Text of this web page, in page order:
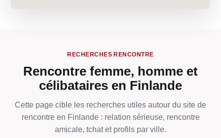
RECHERCHES RENCONTRE
Rencontre femme, homme et
célibataires en Finlande
Cette page cible les recherches utiles autour du site de
rencontre en Finlande : relation sérieuse, rencontre
amicale, tchat et profils par ville.